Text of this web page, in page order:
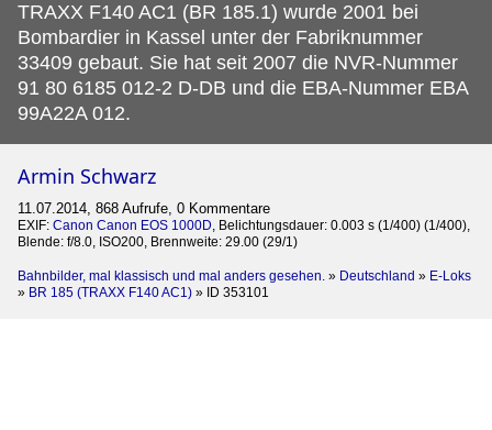
TRAXX F140 AC1 (BR 185.1) wurde 2001 bei
Bombardier in Kassel unter der Fabriknummer
33409 gebaut. Sie hat seit 2007 die NVR-Nummer
91 80 6185 012-2 D-DB und die EBA-Nummer EBA
99A22A 012.
Armin Schwarz
11.07.2014, 868 Aufrufe, 0 Kommentare
EXIF: Canon Canon EOS 1000D, Belichtungsdauer: 0.003 s (1/400) (1/400),
Blende: f/8.0, ISO200, Brennweite: 29.00 (29/1)
Bahnbilder, mal klassisch und mal anders gesehen. » Deutschland » E-Loks
» BR 185 (TRAXX F140 AC1) » ID 353101